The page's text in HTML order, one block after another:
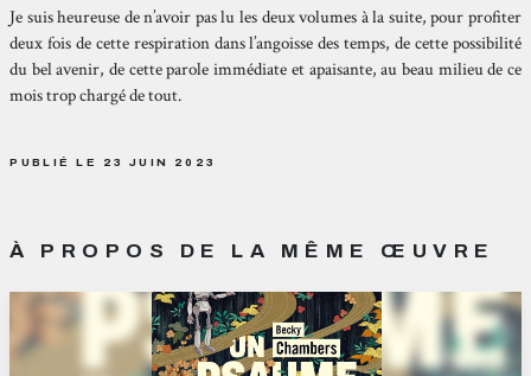
Je suis heureuse de n’avoir pas lu les deux volumes à la suite, pour profiter
deux fois de cette respiration dans l’angoisse des temps, de cette possibilité
du bel avenir, de cette parole immédiate et apaisante, au beau milieu de ce
mois trop chargé de tout.
PUBLIÉ LE 23 JUIN 2023
À PROPOS DE LA MÊME ŒUVRE